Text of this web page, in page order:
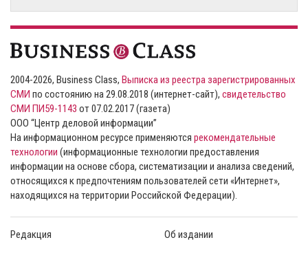
2004-2026, Business Class, Выписка из реестра зарегистрированных
СМИ по состоянию на 29.08.2018 (интернет-сайт), свидетельство
СМИ ПИ59-1143 от 07.02.2017 (газета)
ООО “Центр деловой информации”
На информационном ресурсе применяются рекомендательные
технологии (информационные технологии предоставления
информации на основе сбора, систематизации и анализа сведений,
относящихся к предпочтениям пользователей сети «Интернет»,
находящихся на территории Российской Федерации).
Редакция Об издании